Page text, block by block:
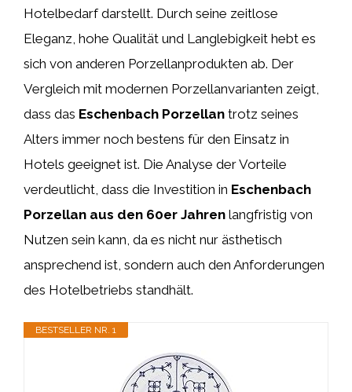
Hotelbedarf darstellt. Durch seine zeitlose
Eleganz, hohe Qualität und Langlebigkeit hebt es
sich von anderen Porzellanprodukten ab. Der
Vergleich mit modernen Porzellanvarianten zeigt,
dass das Eschenbach Porzellan trotz seines
Alters immer noch bestens für den Einsatz in
Hotels geeignet ist. Die Analyse der Vorteile
verdeutlicht, dass die Investition in Eschenbach
Porzellan aus den 60er Jahren langfristig von
Nutzen sein kann, da es nicht nur ästhetisch
ansprechend ist, sondern auch den Anforderungen
des Hotelbetriebs standhält.
BESTSELLER NR. 1